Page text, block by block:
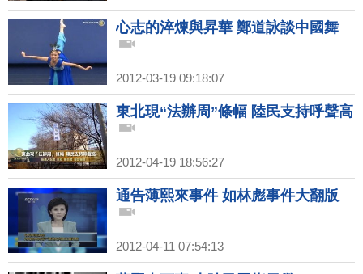
心志的淬煉與昇華 鄭道詠談中國舞
2012-03-19 09:18:07
東北現“法辦周”條幅 陸民支持呼聲高
2012-04-19 18:56:27
通告薄熙來事件 如林彪事件大翻版
2012-04-11 07:54:13